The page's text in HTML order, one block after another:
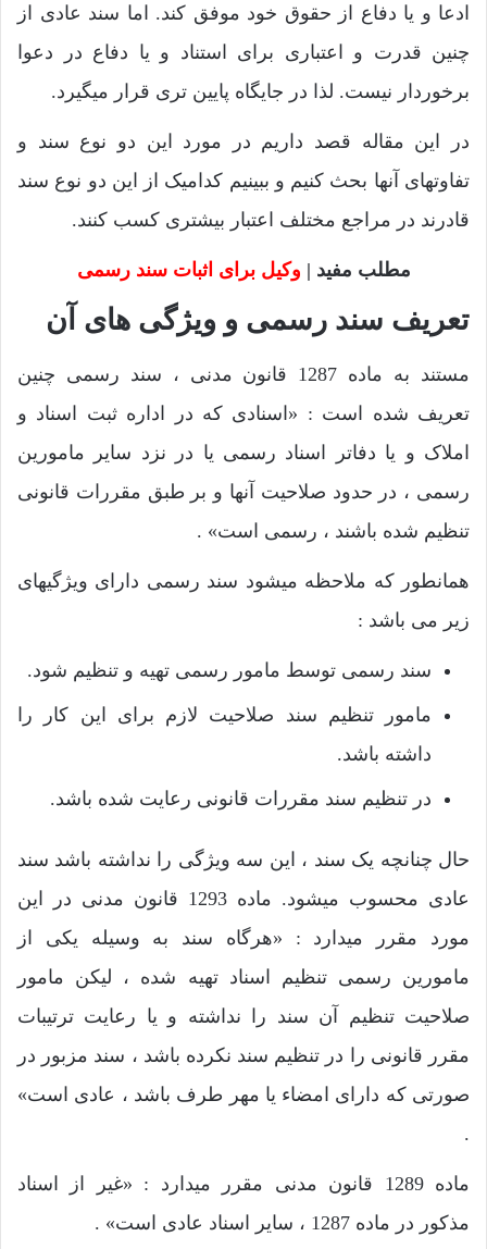
ادعا و یا دفاع از حقوق خود موفق کند. اما سند عادی از
چنین قدرت و اعتباری برای استناد و یا دفاع در دعوا
برخوردار نیست. لذا در جایگاه پایین تری قرار میگیرد.
در این مقاله قصد داریم در مورد این دو نوع سند و
تفاوتهای آنها بحث کنیم و ببینیم کدامیک از این دو نوع سند
قادرند در مراجع مختلف اعتبار بیشتری کسب کنند.
مطلب مفید | وکیل برای اثبات سند رسمی
تعریف سند رسمی و ویژگی های آن
مستند به ماده 1287 قانون مدنی ، سند رسمی چنین
تعریف شده است : «اسنادی که در اداره ثبت اسناد و
املاک و یا دفاتر اسناد رسمی یا در نزد سایر مامورین
رسمی ، در حدود صلاحیت آنها و بر طبق مقررات قانونی
تنظیم شده باشند ، رسمی است» .
همانطور که ملاحظه میشود سند رسمی دارای ویژگیهای
زیر می باشد :
سند رسمی توسط مامور رسمی تهیه و تنظیم شود.
مامور تنظیم سند صلاحیت لازم برای این کار را
داشته باشد.
در تنظیم سند مقررات قانونی رعایت شده باشد.
حال چنانچه یک سند ، این سه ویژگی را نداشته باشد سند
عادی محسوب میشود. ماده 1293 قانون مدنی در این
مورد مقرر میدارد : «هرگاه سند به وسیله یکی از
مامورین رسمی تنظیم اسناد تهیه شده ، لیکن مامور
صلاحیت تنظیم آن سند را نداشته و یا رعایت ترتیبات
مقرر قانونی را در تنظیم سند نکرده باشد ، سند مزبور در
صورتی که دارای امضاء یا مهر طرف باشد ، عادی است»
.
ماده 1289 قانون مدنی مقرر میدارد : «غیر از اسناد
مذکور در ماده 1287 ، سایر اسناد عادی است» .